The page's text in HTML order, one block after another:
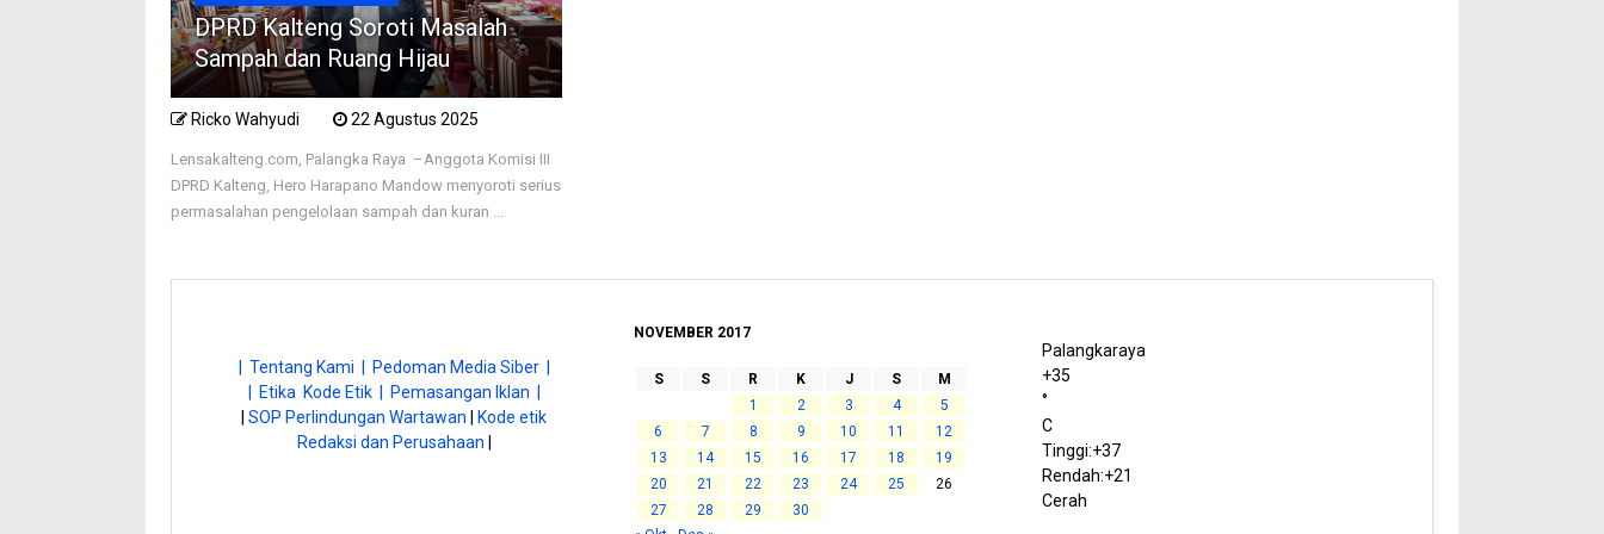
DPRD Kalteng Soroti Masalah
Sampah dan Ruang Hijau
Ricko Wahyudi 22 Agustus 2025
Lensakalteng.com, Palangka Raya –Anggota Komisi III
DPRD Kalteng, Hero Harapano Mandow menyoroti serius
permasalahan pengelolaan sampah dan kuran ...
| Tentang Kami |
Pedoman Media Siber |
| Etika Kode Etik |
Pemasangan Iklan |
|SOP Perlindungan Wartawan
Kode etik
Redaksi dan Perusahaan
NOVEMBER 2017
S S R K J S
M
1
2 3 4
5
6
7 8 9 10 11
12
13
14 15 16 17 18
19
20
21 22 23 24 25
26
27
28 29
30
Palangkaraya
+35
°
C
Tinggi:+37
Rendah:+21
Cerah